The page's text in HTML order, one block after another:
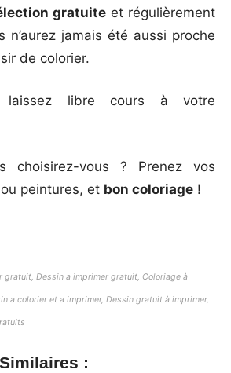
gratuite et régulièrement
n’aurez jamais été aussi proche
de colorier.
laissez libre cours à votre
choisirez-vous ? Prenez vos
peintures, et bon coloriage !
gratuit, Dessin a imprimer gratuit, Coloriage à
a colorier et a imprimer, Dessin gratuit à imprimer,
: